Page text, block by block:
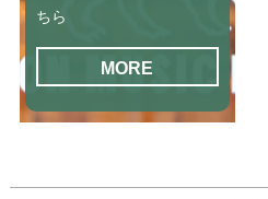
ちら
MORE